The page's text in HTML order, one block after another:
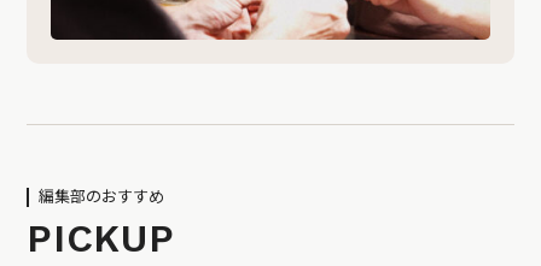
編集部のおすすめ
PICKUP